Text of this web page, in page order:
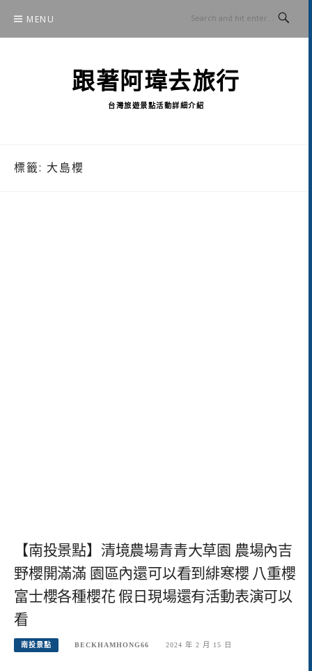
content
MENU
跟著阿瑋去旅行
台灣旅遊景點活動詳細介紹
標籤: 大島櫻
【南投景點】清境農場青青大草園 農場內吉
野櫻開滿滿 園區內還可以看到緋寒櫻 八重櫻
富士櫻各種櫻花 假日現場還有活動表演可以
看
南投景點 BECKHAMHONG66 2024 年 2 月 15 日